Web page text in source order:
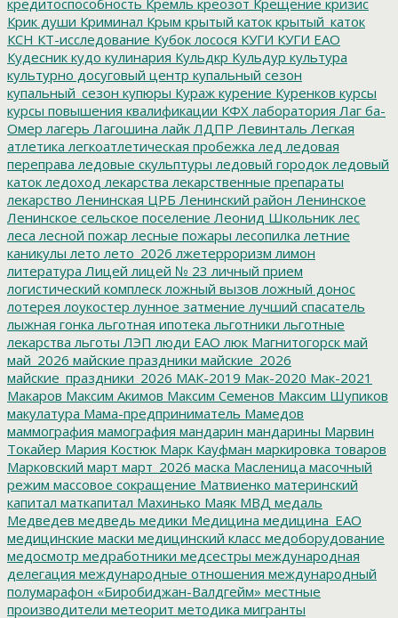
Крик души Криминал Крым крытый каток крытый_каток
КСН КТ-исследование Кубок лосося КУГИ КУГИ ЕАО
Кудесник кудо кулинария Кульдкр Кульдур культура
культурно досуговый центр купальный сезон
купальный_сезон купюры Кураж курение Куренков курсы
курсы повышения квалификации КФХ лаборатория Лаг ба-
Омер лагерь Лагошина лайк ЛДПР Левинталь Легкая
атлетика легкоатлетическая пробежка лед ледовая
переправа ледовые скульптуры ледовый городок ледовый
каток ледоход лекарства лекарственные препараты
лекарство Ленинская ЦРБ Ленинский район Ленинское
Ленинское сельское поселение Леонид Школьник лес
леса лесной пожар лесные пожары лесопилка летние
каникулы лето лето_2026 лжетерроризм лимон
литература Лицей лицей № 23 личный прием
логистический комплеск ложный вызов ложный донос
лотерея лоукостер лунное затмение лучший спасатель
лыжная гонка льготная ипотека льготники льготные
лекарства льготы ЛЭП люди ЕАО люк Магнитогорск май
май_2026 майские праздники майские_2026
майские_праздники_2026 МАК-2019 Мак-2020 Мак-2021
Макаров Максим Акимов Максим Семенов Максим Шупиков
макулатура Мама-предприниматель Мамедов
маммография мамография мандарин мандарины Марвин
Токайер Мария Костюк Марк Кауфман маркировка товаров
Марковский март март_2026 маска Масленица масочный
режим массовое сокращение Матвиенко материнский
капитал маткапитал Махинько Маяк МВД медаль
Медведев медведь медики Медицина медицина_ЕАО
медицинские маски медицинский класс медоборудование
медосмотр медработники медсестры международная
делегация международные отношения международный
полумарафон «Биробиджан-Валдгейм» местные
производители метеорит методика мигранты